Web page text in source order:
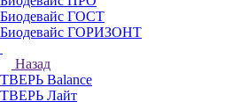
Биодевайс ГОСТ
Биодевайс ГОРИЗОНТ
Назад
ТВЕРЬ Balance
ТВЕРЬ Лайт